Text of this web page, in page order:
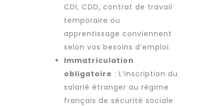
CDI, CDD, contrat de travail
temporaire ou
apprentissage conviennent
selon vos besoins d’emploi.
Immatriculation
obligatoire : L’inscription du
salarié étranger au régime
français de sécurité sociale